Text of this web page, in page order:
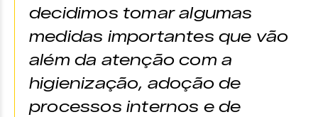
decidimos tomar algumas
medidas importantes que vão
além da atenção com a
higienização, adoção de
processos internos e de